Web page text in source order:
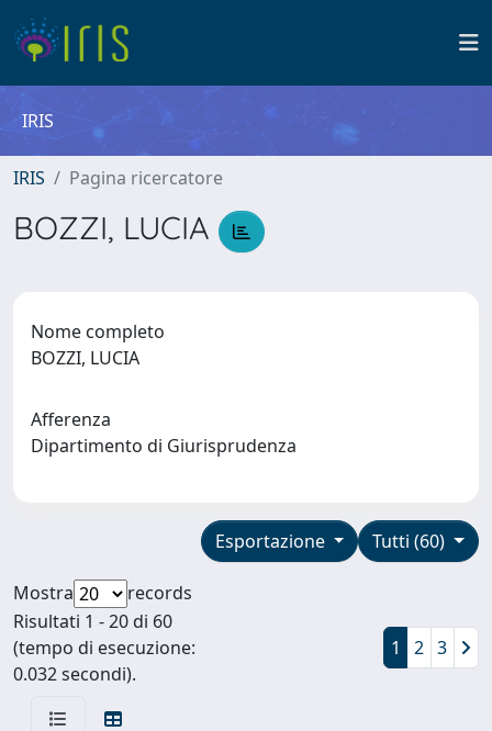
IRIS
IRIS Pagina ricercatore
BOZZI, LUCIA
Nome completo
BOZZI, LUCIA
Afferenza
Dipartimento di Giurisprudenza
Tutti (60)
Esportazione
Mostra
records
Risultati 1 - 20 di 60
(tempo di esecuzione:
0.032 secondi).
1 2 3